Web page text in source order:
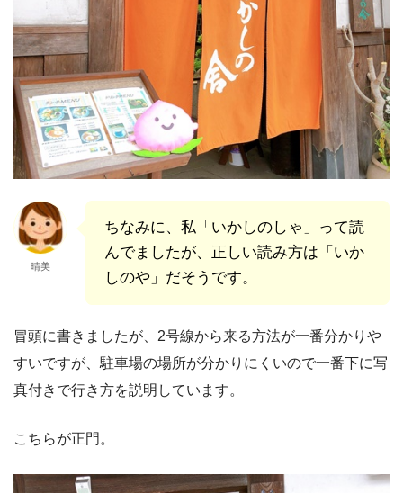
晴美
ちなみに、私「いかしのしゃ」って読
んでましたが、正しい読み方は「いか
しのや」だそうです。
冒頭に書きましたが、2号線から来る方法が一番分かりや
すいですが、駐車場の場所が分かりにくいので一番下に写
真付きで行き方を説明しています。
こちらが正門。